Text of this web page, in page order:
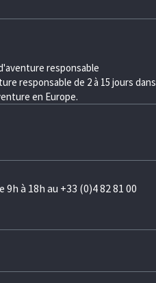
responsable
responsable de 2 à 15 jours dans
en Europe.
9h à 18h au +33 (0)4 82 81 00